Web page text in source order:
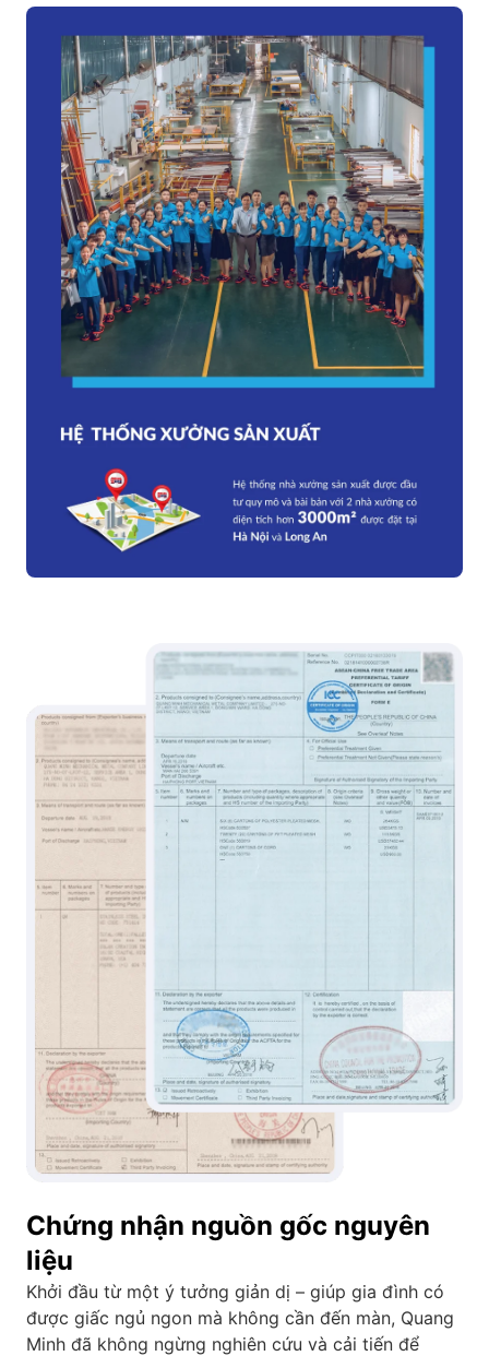
Chứng nhận nguồn gốc nguyên
liệu
Khởi đầu từ một ý tưởng giản dị – giúp gia đình có
được giấc ngủ ngon mà không cần đến màn, Quang
Minh đã không ngừng nghiên cứu và cải tiến để